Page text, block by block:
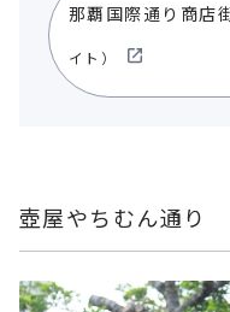
那覇国際通り商店
イト）
壺屋やちむん通り